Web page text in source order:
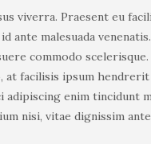
viverra. Praesent eu
ante malesuada
commodo
at facilisis ipsum
adipiscing enim tincidunt
nisi, vitae dignissim